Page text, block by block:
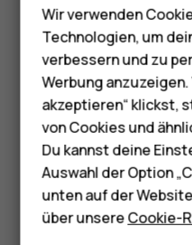
Telefone
Zubehör
HMD Terra
Für
Tablets
Shop
sobald Ihr Telefon
Wiederherstellen der
Ihrem vorherigen
Wenn Ihr vorheriges
die Sicherung zu einem
ist, können Sie Ihre App-
Kennwörter
Tippen Sie auf
Schalten Sie
Wir verwenden
Technologien, um
verbessern und zu
Werbung anzuzeigen.
akzeptieren“ klickst,
von Cookies und
Du kannst deine
Auswahl der Option
unten auf der
über unsereCookie-